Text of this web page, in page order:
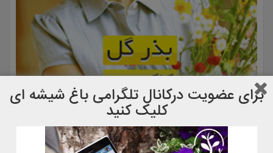
برای عضویت دركانال تلگرامی باغ شیشه ای
کلیک کنید